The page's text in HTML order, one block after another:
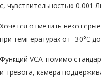
с, чувствительностью 0.001
Хочется отметить
при температурах от -30°C
Функций VCA: помимо
и тревога, камера